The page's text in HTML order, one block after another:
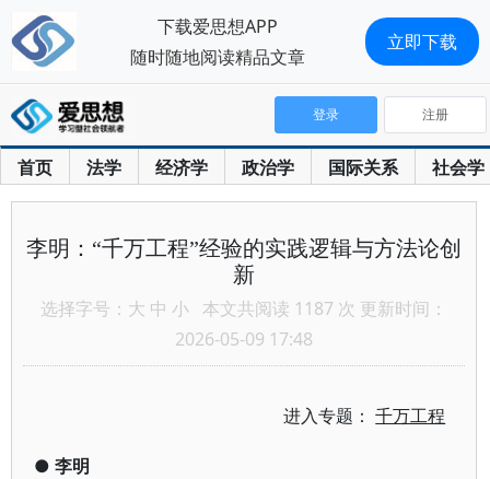
首页 法学 经济学 政治学 国际关系 社会学
登录 注册
李明：“千万工程”经验的实践逻辑与方法论创
新
选择字号： 大 中 小 本文共阅读 1187 次 更新时间：
2026-05-09 17:48
进入专题：千万工程
● 李明
下载爱思想APP
随时随地阅读精品文章
立即下载